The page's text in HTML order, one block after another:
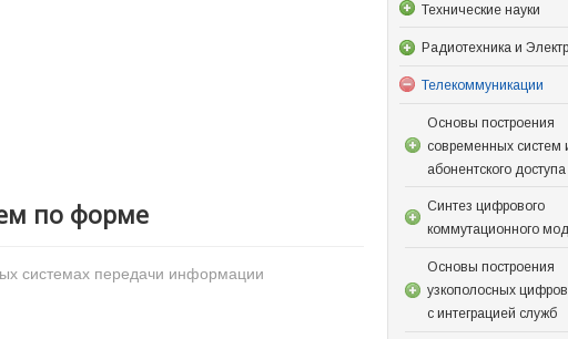
по форме
системах передачи информации
Технические науки
Радиотехника и
Телекоммуникации
Основы построения
современных систем
абонентского доступа
Синтез цифрового
коммутационного
Основы построения
узкополосных
с интеграцией служб